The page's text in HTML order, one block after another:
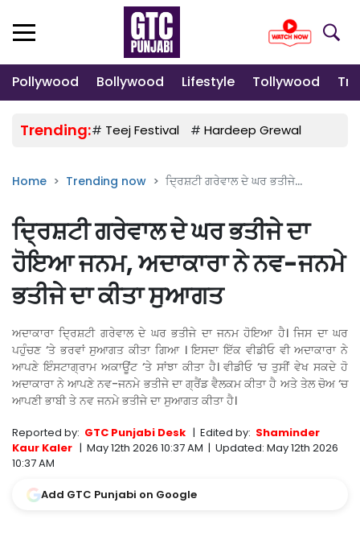
Pollywood Bollywood Lifestyle Tollywood
Trending:# Teej Festival # Hardeep Grewal
Home Trending now ਦ੍ਰਿਸ਼ਟੀ ਗਰੇਵਾਲ ਦੇ ਘਰ ਭਤੀਜੇ...
ਦ੍ਰਿਸ਼ਟੀ ਗਰੇਵਾਲ ਦੇ ਘਰ ਭਤੀਜੇ ਦਾ
ਹੋਇਆ ਜਨਮ, ਅਦਾਕਾਰਾ ਨੇ ਨਵ-ਜਨਮੇ
ਭਤੀਜੇ ਦਾ ਕੀਤਾ ਸੁਆਗਤ
ਅਦਾਕਾਰਾ ਦ੍ਰਿਸ਼ਟੀ ਗਰੇਵਾਲ ਦੇ ਘਰ ਭਤੀਜੇ ਦਾ ਜਨਮ ਹੋਇਆ ਹੈ। ਜਿਸ ਦਾ ਘਰ
ਪਹੁੰਚਣ ‘ਤੇ ਭਰਵਾਂ ਸੁਆਗਤ ਕੀਤਾ ਗਿਆ । ਇਸਦਾ ਇੱਕ ਵੀਡੀਓ ਵੀ ਅਦਾਕਾਰਾ ਨੇ
ਆਪਣੇ ਇੰਸਟਾਗ੍ਰਾਮ ਅਕਾਊਂਟ ‘ਤੇ ਸਾਂਝਾ ਕੀਤਾ ਹੈ। ਵੀਡੀਓ ‘ਚ ਤੁਸੀਂ ਵੇਖ ਸਕਦੇ ਹੋ
ਅਦਾਕਾਰਾ ਨੇ ਆਪਣੇ ਨਵ-ਜਨਮੇ ਭਤੀਜੇ ਦਾ ਗ੍ਰੈਂਡ ਵੈਲਕਮ ਕੀਤਾ ਹੈ ਅਤੇ ਤੇਲ ਚੋਅ ‘ਚ
ਆਪਣੀ ਭਾਬੀ ਤੇ ਨਵ ਜਨਮੇ ਭਤੀਜੇ ਦਾ ਸੁਆਗਤ ਕੀਤਾ ਹੈ।
Reported by: GTC Punjabi Desk | Edited by: Shaminder
Kaur Kaler | May 12th 2026 10:37 AM | Updated: May 12th 2026
10:37 AM
Add GTC Punjabi on Google